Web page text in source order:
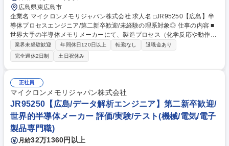
広島県東広島市
企業名 マイクロンメモリジャパン株式会社 求人名 □JR95250【広島】半
導体プロセスエンジニア/第二新卒歓迎/未経験の理系対象◎ 仕事の内容 ■
世界大手の半導体メモリメーカーにて、製造プロセス（化学反応や動作条
件）の最適化を担う半導体プロセスエンジニア。理系の素養を活かし、最
先端装置の立ち上げや量産改善、品質向上を推進していただきます。 【詳
細】プロセスエンジニア：各半導体プロセスにおける化学反応や動作条件
の最適化を行い、新しい装置や条件を生産に適用する業務。半導体プロセ
スは8つの工程プロセスに分かれており、ご経験に合わせて各チームへの
配属を検討させていただきます。 【魅力】半導体メモリは、今後のIT社会
の発展には欠かせず、自身の仕事を通じて世の中の発展に貢献することが
できるやりがいがございます。 募集職種 □JR95250【広島】半導体プロ
セスエンジニア/第二新卒歓迎/未経験の理系対象◎
業界未経験歓迎 年間休日120日以上 転勤なし
退職金あり
完全週休2日制
土日祝休み
正社員
マイクロンメモリジャパン株式会社
JR95250【広島/データ解析エンジニア】第二新卒歓迎/
世界的半導体メーカー 評価/実験/テスト(機械/電気/電子
製品専門職)
月給32万1360円以上